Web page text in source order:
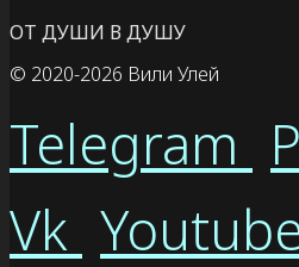
ОТ ДУШИ В ДУШУ
© 2020-2026 Вили Улей
Telegram
Vk